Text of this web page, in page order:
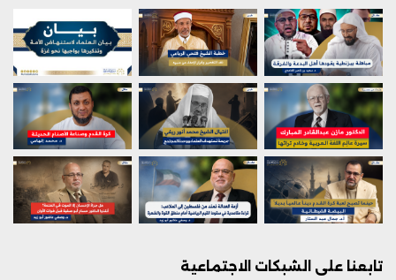
تابعنا على الشبكات الاجتماعية